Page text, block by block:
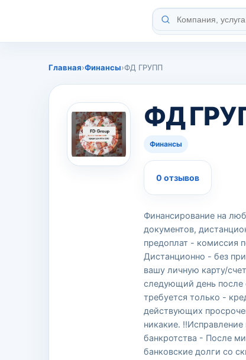
Главная›Финансы›ФД ГРУПП
ФД
Финансы
0 отзывов
Финансирование на
документов,
предоплат - комиссия
Дистанционно - без
вашу личную карту/
следующий день после
требуется только -
действующих
никакие.
банкротства - После
банковские долги со